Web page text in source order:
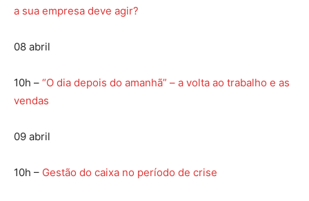
a sua empresa deve agir?
08 abril
10h – “O dia depois do amanhã” – a volta ao trabalho e as
vendas
09 abril
10h – Gestão do caixa no período de crise